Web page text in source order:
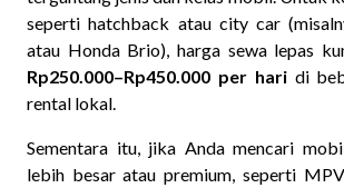
seperti hatchback atau city car
atau Honda Brio), harga sewa lepas
Rp250.000–Rp450.000 per haridi
rental lokal.
Sementara itu, jika Anda mencari
lebih besar atau premium, seperti